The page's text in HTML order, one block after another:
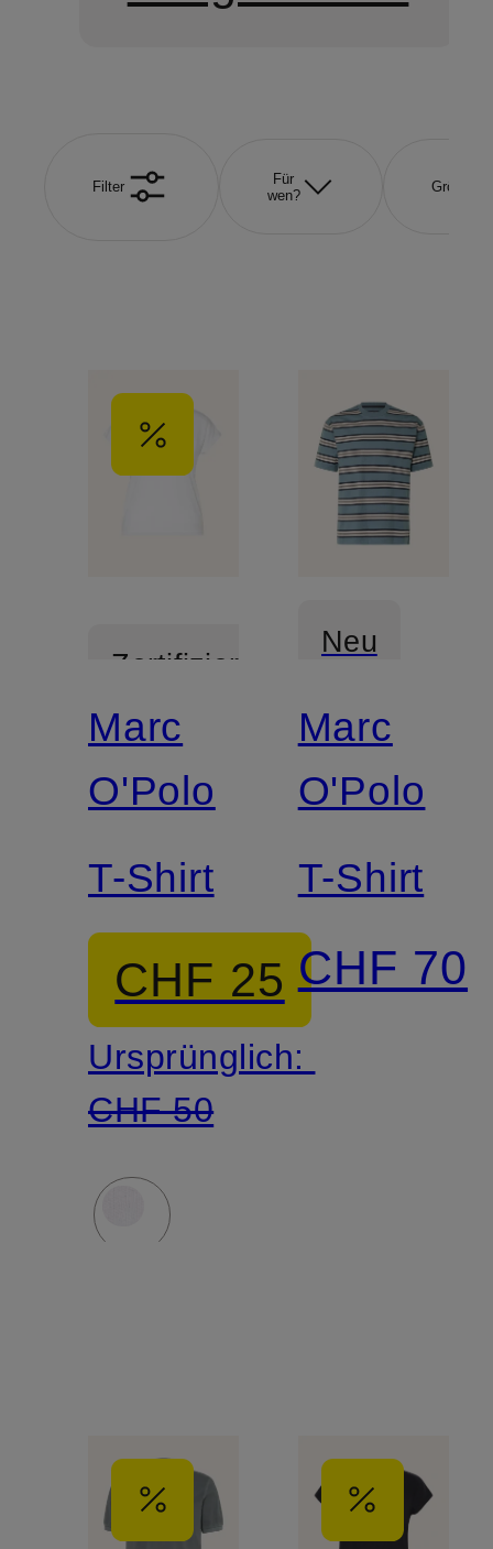
Filter
Für
wen?
Größe
Zertifiziert
Marc
O'Polo
T-Shirt
CHF 25
Ursprünglich:
CHF 50
Neu
Zertifiziert
Marc
O'Polo
T-Shirt
CHF 70